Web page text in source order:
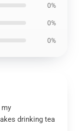
0%
0%
0%
drinking tea